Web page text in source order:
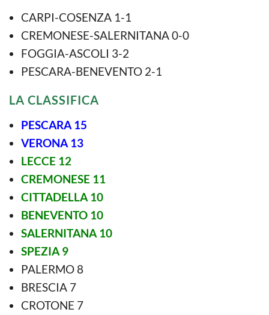
CARPI-COSENZA 1-1
CREMONESE-SALERNITANA 0-0
FOGGIA-ASCOLI 3-2
PESCARA-BENEVENTO 2-1
LA CLASSIFICA
PESCARA 15
VERONA 13
LECCE 12
CREMONESE 11
CITTADELLA 10
BENEVENTO 10
SALERNITANA 10
SPEZIA 9
PALERMO 8
BRESCIA 7
CROTONE 7